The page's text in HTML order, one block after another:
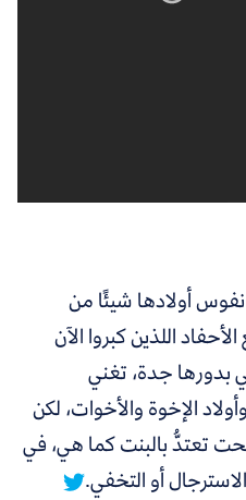
أولادها شيئًا من
اللذين كبروا الآن
جدة، تغني
الإخوة والأخوات، لكن
تعتدُّ بالبنت كما هي، في
أو التخفي.